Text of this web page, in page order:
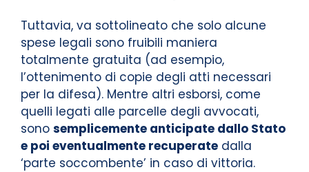
Tuttavia, va sottolineato che solo alcune
spese legali sono fruibili maniera
totalmente gratuita (ad esempio,
l’ottenimento di copie degli atti necessari
per la difesa). Mentre altri esborsi, come
quelli legati alle parcelle degli avvocati,
sono semplicemente anticipate dallo Stato
e poi eventualmente recuperate dalla
‘parte soccombente’ in caso di vittoria.